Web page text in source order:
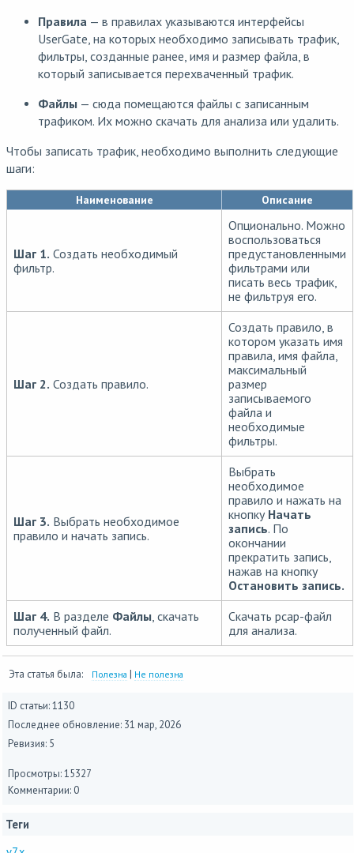
Правила — в правилах указываются интерфейсы
UserGate, на которых необходимо записывать трафик,
фильтры, созданные ранее, имя и размер файла, в
который записывается перехваченный трафик.
Файлы — сюда помещаются файлы с записанным
трафиком. Их можно скачать для анализа или удалить.
Чтобы записать трафик, необходимо выполнить следующие
шаги:
Наименование Описание
Шаг 1. Создать необходимый
фильтр.
Опционально. Можно
воспользоваться
предустановленными
фильтрами или
писать весь трафик,
не фильтруя его.
Шаг 2. Создать правило.
Создать правило, в
котором указать имя
правила, имя файла,
максимальный
размер
записываемого
файла и
необходимые
фильтры.
Шаг 3. Выбрать необходимое
правило и начать запись.
Выбрать
необходимое
правило и нажать на
кнопку Начать
запись. По
окончании
прекратить запись,
нажав на кнопку
Остановить запись.
Шаг 4. В разделе Файлы, скачать
полученный файл.
Скачать pcap-файл
для анализа.
Эта статья была: Полезна | Не полезна
ID статьи: 1130
Последнее обновление: 31 мар, 2026
Ревизия: 5
Просмотры: 15327
Комментарии: 0
Теги